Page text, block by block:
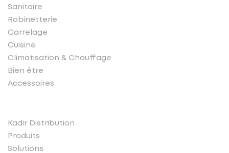
Sanitaire
Robinetterie
Carrelage
Cuisine
Climatisation & Chauffage
Bien être
Accessoires
Kadir Distribution
Produits
Solutions